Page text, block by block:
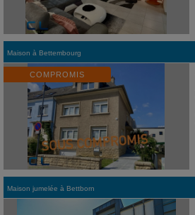
Maison à Bettembourg
COMPROMIS
Maison jumelée à Bettborn